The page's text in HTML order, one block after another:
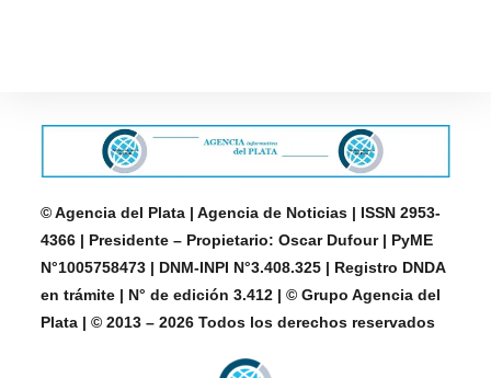
© Agencia del Plata | Agencia de Noticias | ISSN 2953-
4366 | Presidente – Propietario: Oscar Dufour | PyME
N°1005758473 | DNM-INPI N°3.408.325 | Registro DNDA
en trámite | N° de edición 3.412 | © Grupo Agencia del
Plata | © 2013 – 2026 Todos los derechos reservados